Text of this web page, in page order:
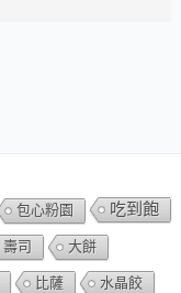
包心粉園 吃到飽
壽司 大餅
比薩 水晶餃